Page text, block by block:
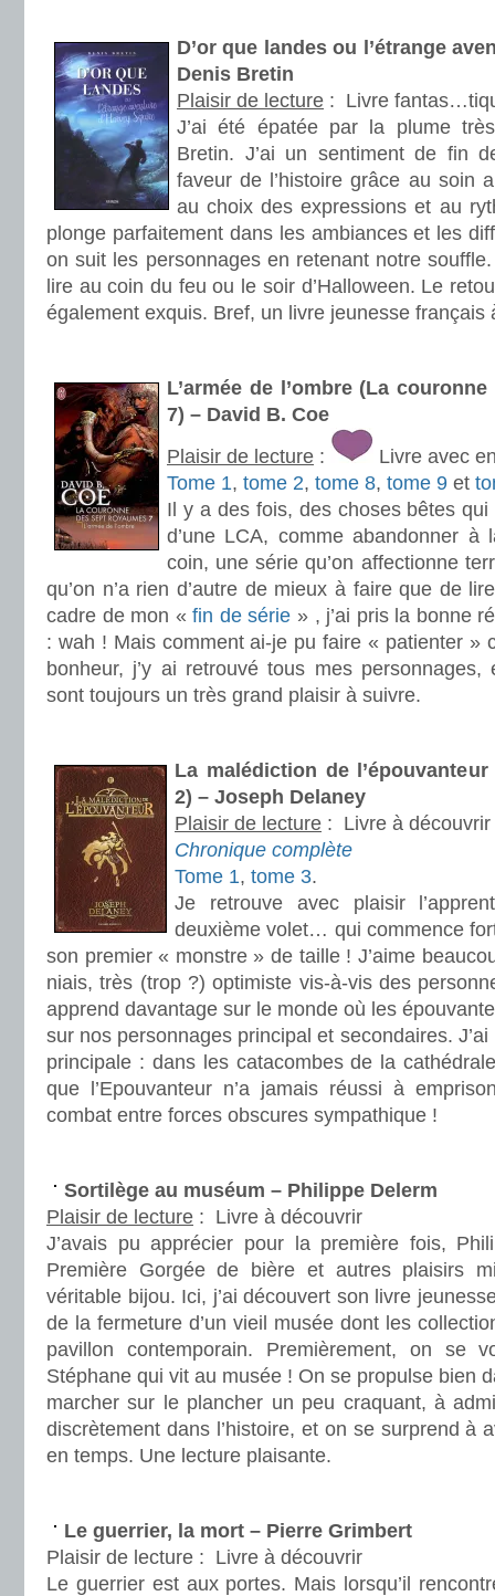
D’or que landes ou l’étrange
Denis Bretin
Plaisir de lecture : Livre
J’ai été épatée par la plume
Bretin. J’ai un sentiment de fin
faveur de l’histoire grâce au soin
au choix des expressions et au
plonge parfaitement dans les ambiances et les
on suit les personnages en retenant notre
lire au coin du feu ou le soir d’Halloween. Le
également exquis. Bref, un livre jeunesse français
L’armée de l’ombre (La
7) – David B. Coe
Plaisir de lecture :
Livre avec
Tome 1, tome 2, tome 8, tome 9 et
Il y a des fois, des choses bêtes
d’une LCA, comme abandonner
coin, une série qu’on affectionne
qu’on n’a rien d’autre de mieux à faire que de
cadre de mon «fin de série » , j’ai pris la bonne
: wah ! Mais comment ai-je pu faire « patienter »
bonheur, j’y ai retrouvé tous mes
sont toujours un très grand plaisir à suivre.
La malédiction de
2) – Joseph Delaney
Plaisir de lecture : Livre à découvrir
Chronique complète
Tome 1, tome 3.
Je retrouve avec plaisir
deuxième volet… qui commence
son premier « monstre » de taille ! J’aime
niais, très (trop ?) optimiste vis-à-vis des
apprend davantage sur le monde où les
sur nos personnages principal et secondaires. J’ai
principale : dans les catacombes de la
que l’Epouvanteur n’a jamais réussi à
combat entre forces obscures sympathique !
Sortilège au muséum – Philippe Delerm
Plaisir de lecture : Livre à découvrir
J’avais pu apprécier pour la première fois,
Première Gorgée de bière et autres plaisirs
véritable bijou. Ici, j’ai découvert son livre
de la fermeture d’un vieil musée dont les
pavillon contemporain. Premièrement, on
Stéphane qui vit au musée ! On se propulse bien
marcher sur le plancher un peu craquant, à
discrètement dans l’histoire, et on se surprend à
en temps. Une lecture plaisante.
Le guerrier, la mort – Pierre Grimbert
Plaisir de lecture : Livre à découvrir
Le guerrier est aux portes. Mais lorsqu’il